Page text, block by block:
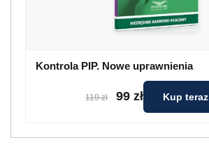
Kontrola PIP. Nowe uprawnienia
119 zł 99 zł Kup teraz